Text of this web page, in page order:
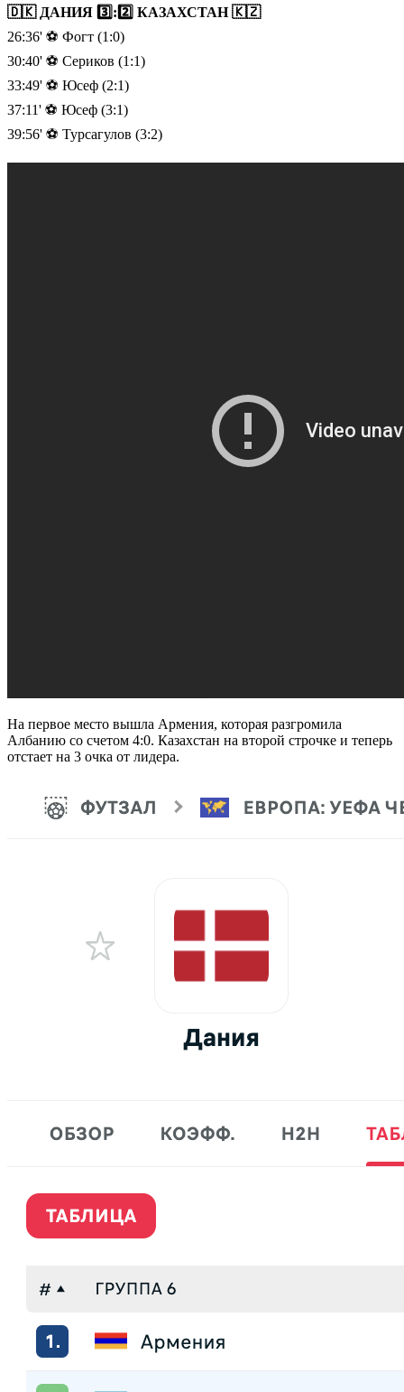
🇩🇰 ДАНИЯ 3️⃣:2️⃣ КАЗАХСТАН 🇰🇿
26:36' ⚽️ Фогт (1:0)
30:40' ⚽️ Сериков (1:1)
33:49' ⚽️ Юсеф (2:1)
37:11' ⚽️ Юсеф (3:1)
39:56' ⚽️ Турсагулов (3:2)
На первое место вышла Армения, которая разгромила
Албанию со счетом 4:0. Казахстан на второй строчке и теперь
отстает на 3 очка от лидера.